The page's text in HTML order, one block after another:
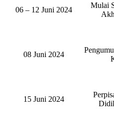
06 – 12 Juni 2024
Mulai
08 Juni 2024
15 Juni 2024